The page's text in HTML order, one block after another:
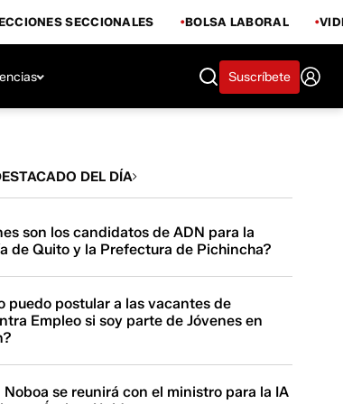
SECCIONALES BOLSA LABORAL
Suscríbete
DEL DÍA
son los candidatos de ADN para la
de Quito y la Prefectura de Pichincha?
puedo postular a las vacantes de
Empleo si soy parte de Jóvenes en
Noboa se reunirá con el ministro para la IA